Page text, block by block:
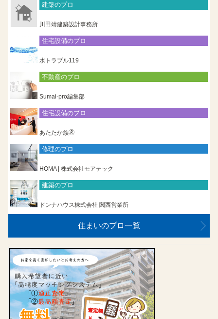
建築のプロ
川田靖建築設計事務所
住宅設備のプロ
水トラブル119
不動産のプロ
Sumai-pro編集部
住宅設備のプロ
あたたか族🄬
修理のプロ
HOMA | 株式会社モアテック
建築のプロ
ドンナハウス株式会社 関西営業所
住まいのプロ一覧